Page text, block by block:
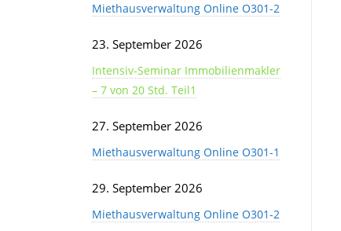
Miethausverwaltung Online O301-2
23. September 2026
Intensiv-Seminar Immobilienmakler
– 7 von 20 Std. Teil1
27. September 2026
Miethausverwaltung Online O301-1
29. September 2026
Miethausverwaltung Online O301-2